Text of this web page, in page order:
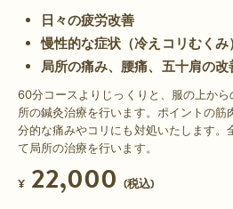
日々の疲労改善
慢性的な症状（冷えコリむくみ
局所の痛み、腰痛、五十肩の改
60分コースよりじっくりと、服の上か
所の鍼灸治療を行います。ポイントの筋
分的な痛みやコリにも対処いたします。
て局所の治療を行います。
¥ 22,000 (税込)